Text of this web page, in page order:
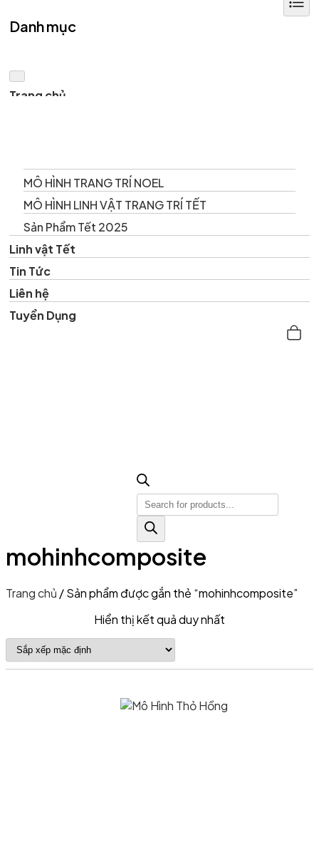
Danh mục
Trang chủ
MÔ HÌNH TRANG TRÍ NOEL
MÔ HÌNH LINH VẬT TRANG TRÍ TẾT
Sản Phẩm Tết 2025
Linh vật Tết
Tin Tức
Liên hệ
Tuyển Dụng
Tìm
kiếm
sản
phẩm
mohinhcomposite
Trang chủ / Sản phẩm được gắn thẻ “mohinhcomposite”
Hiển thị kết quả duy nhất